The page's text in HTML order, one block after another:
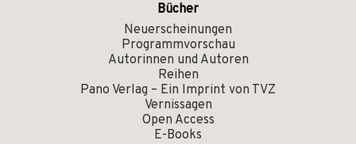
Bücher
Neuerscheinungen
Programmvorschau
Autorinnen und Autoren
Reihen
Pano Verlag – Ein Imprint von TVZ
Vernissagen
Open Access
E-Books